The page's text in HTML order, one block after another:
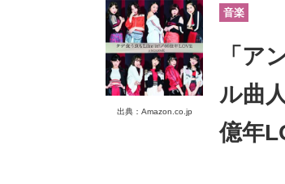
ビジネスと働き方のヒント
ITエンジニア向け専門サイト
出典：Amazon.co.jp
音楽
「ア
ル曲
億年